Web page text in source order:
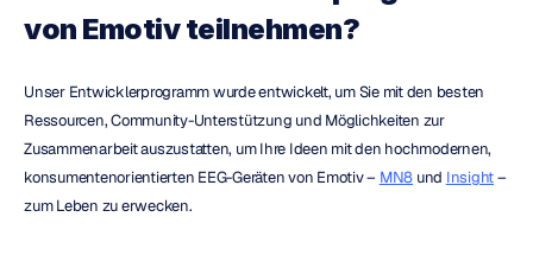
von Emotiv teilnehmen?
Unser Entwicklerprogramm wurde entwickelt, um Sie mit den besten
Ressourcen, Community-Unterstützung und Möglichkeiten zur
Zusammenarbeit auszustatten, um Ihre Ideen mit den hochmodernen,
konsumentenorientierten EEG-Geräten von Emotiv – MN8 und Insight –
zum Leben zu erwecken.